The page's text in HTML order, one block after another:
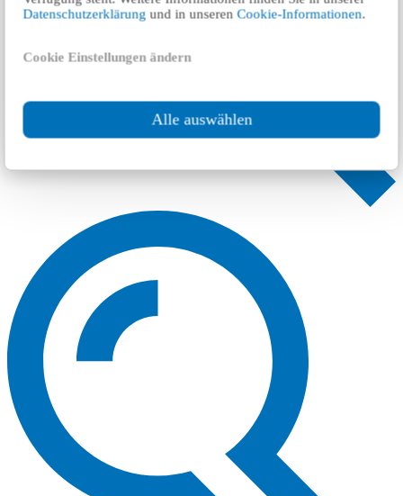
Datenschutzerklärung und in unserenCookie-Informationen.
Cookie Einstellungen ändern
Alle auswählen